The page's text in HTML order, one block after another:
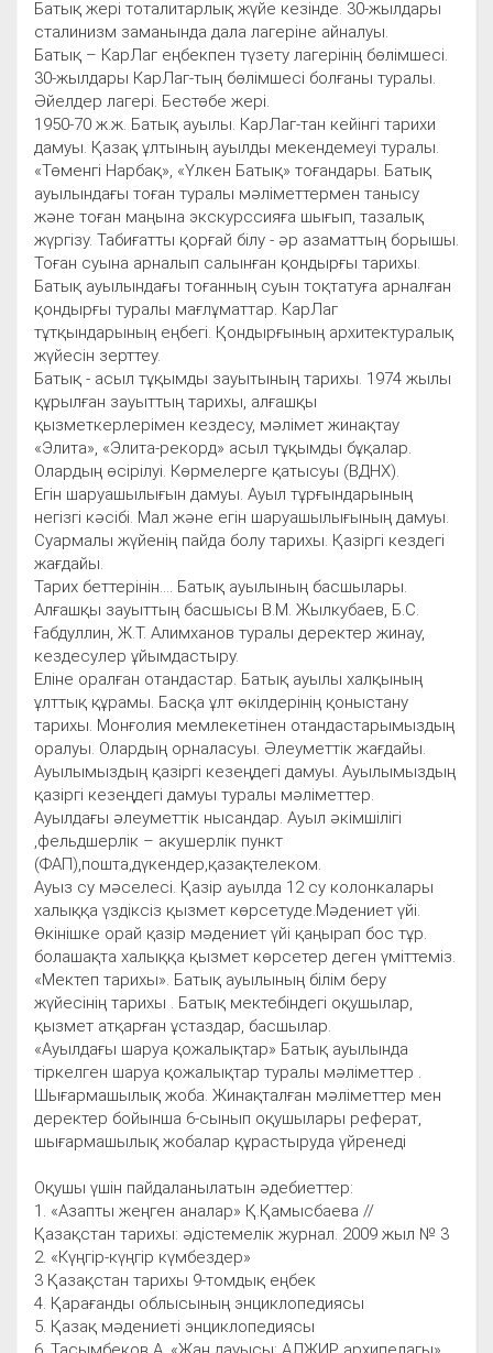
Батық жері тоталитарлық жүйе кезінде. 30-жылдары
сталинизм заманында дала лагеріне айналуы.
Батық – КарЛаг еңбекпен түзету лагерінің бөлімшесі.
30-жылдары КарЛаг-тың бөлімшесі болғаны туралы.
Әйелдер лагері. Бестөбе жері.
1950-70 ж.ж. Батық ауылы. КарЛаг-тан кейінгі тарихи
дамуы. Қазақ ұлтының ауылды мекендемеуі туралы.
«Төменгі Нарбақ», «Үлкен Батық» тоғандары. Батық
ауылындағы тоған туралы мәліметтермен танысу
және тоған маңына экскурссияға шығып, тазалық
жүргізу. Табиғатты қорғай білу - әр азаматтың борышы.
Тоған суына арналып салынған қондырғы тарихы.
Батық ауылындағы тоғанның суын тоқтатуға арналған
қондырғы туралы мағлұматтар. КарЛаг
тұтқындарының еңбегі. Қондырғының архитектуралық
жүйесін зерттеу.
Батық - асыл тұқымды зауытының тарихы. 1974 жылы
құрылған зауыттың тарихы, алғашқы
қызметкерлерімен кездесу, мәлімет жинақтау
«Элита», «Элита-рекорд» асыл тұқымды бұқалар.
Олардың өсірілуі. Көрмелерге қатысуы (ВДНХ).
Егін шаруашылығын дамуы. Ауыл тұрғындарының
негізгі кәсібі. Мал және егін шаруашылығының дамуы.
Суармалы жүйенің пайда болу тарихы. Қазіргі кездегі
жағдайы.
Тарих беттерінін.... Батық ауылының басшылары.
Алғашқы зауыттың басшысы В.М. Жылкубаев, Б.С.
Ғабдуллин, Ж.Т. Алимханов туралы деректер жинау,
кездесулер ұйымдастыру.
Еліне оралған отандастар. Батық ауылы халқының
ұлттық құрамы. Басқа ұлт өкілдерінің қоныстану
тарихы. Монғолия мемлекетінен отандастарымыздың
оралуы. Олардың орналасуы. Әлеуметтік жағдайы.
Ауылымыздың қазіргі кезеңдегі дамуы. Ауылымыздың
қазіргі кезеңдегі дамуы туралы мәліметтер.
Ауылдағы әлеуметтік нысандар. Ауыл әкімшілігі
,фельдшерлік – акушерлік пункт
(ФАП),пошта,дүкендер,қазақтелеком.
Ауыз су мәселесі. Қазір ауылда 12 су колонкалары
халыққа үздіксіз қызмет көрсетуде.Мәдениет үйі.
Өкінішке орай қазір мәдениет үйі қаңырап бос тұр.
болашақта халыққа қызмет көрсетер деген үміттеміз.
«Мектеп тарихы». Батық ауылының білім беру
жүйесінің тарихы . Батық мектебіндегі оқушылар,
қызмет атқарған ұстаздар, басшылар.
«Ауылдағы шаруа қожалықтар» Батық ауылында
тіркелген шаруа қожалықтар туралы мәліметтер .
Шығармашылық жоба. Жинақталған мәліметтер мен
деректер бойынша 6-сынып оқушылары реферат,
шығармашылық жобалар құрастыруда үйренеді
Оқушы үшін пайдаланылатын әдебиеттер:
1. «Азапты жеңген аналар» Қ.Қамысбаева //
Қазақстан тарихы: әдістемелік журнал. 2009 жыл № 3
2. «Күңгір-күңгір күмбездер»
3 Қазақстан тарихы 9-томдық еңбек
4. Қарағанды облысының энциклопедиясы
5. Қазақ мәдениеті энциклопедиясы